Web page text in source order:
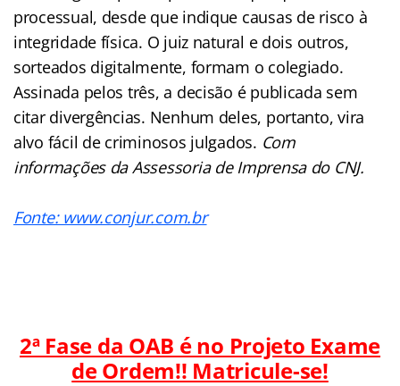
processual, desde que indique causas de risco à
integridade física. O juiz natural e dois outros,
sorteados digitalmente, formam o colegiado.
Assinada pelos três, a decisão é publicada sem
citar divergências. Nenhum deles, portanto, vira
alvo fácil de criminosos julgados. Com
informações da Assessoria de Imprensa do CNJ.
Fonte: www.conjur.com.br
2ª Fase da OAB é no Projeto Exame
de Ordem!! Matricule-se!